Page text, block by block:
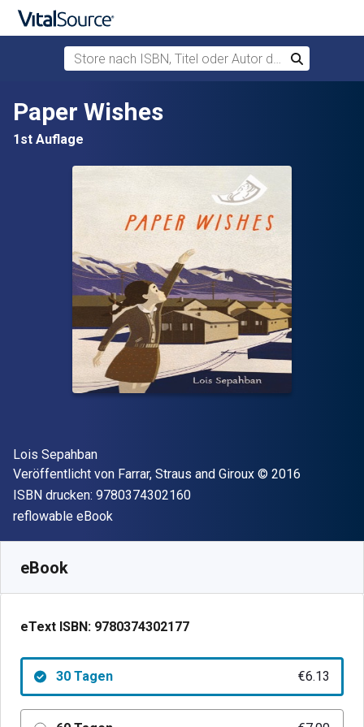
Zum Hauptinhalt springen
Store nach ISBN, Titel oder Autor durchsuchen
Suchen
Paper Wishes
1st Auflage
Autor(en)
Lois Sepahban
Verleger
Veröffentlicht von Farrar, Straus and Giroux Copyright
© 2016
ISBN drucken: 9780374302160"ISBN-13 9780374302160"
Format
reflowable eBook
eBook
eText ISBN: 9780374302177
30 Tagen €6.13